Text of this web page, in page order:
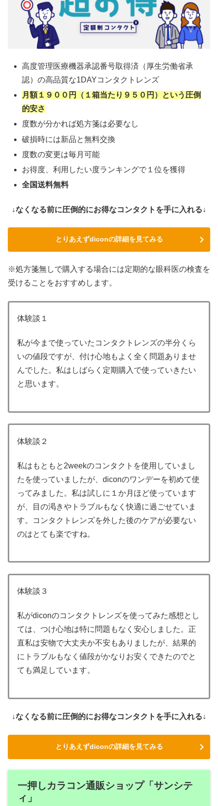
高度管理医療機器承認番号取得済（厚生労働省承
認）の高品質な1DAYコンタクトレンズ
月額１９００円（１箱当たり９５０円）という圧倒
的安さ
度数が分かれば処方箋は必要なし
破損時には新品と無料交換
度数の変更は毎月可能
お得度、利用したい度ランキングで１位を獲得
全国送料無料
↓なくなる前に圧倒的にお得なコンタクトを手に入れる↓
とりあえずdiconの詳細を見てみる
※処方箋無しで購入する場合には定期的な眼科医の検査を
受けることをおすすめします。
体験談１
私が今まで使っていたコンタクトレンズの半分くら
いの値段ですが、付け心地もよく全く問題ありませ
んでした。私はしばらく定期購入で使っていきたい
と思います。
体験談２
私はもともと2weekのコンタクトを使用していまし
たを使っていましたが、diconのワンデーを初めて使
ってみました。私は試しに１か月ほど使っています
が、目の渇きやトラブルもなく快適に過ごせていま
す。コンタクトレンズを外した後のケアが必要ない
のはとても楽ですね。
体験談３
私がdiconのコンタクトレンズを使ってみた感想とし
ては、つけ心地は特に問題もなく安心しました。正
直私は安物で大丈夫か不安もありましたが、結果的
にトラブルもなく値段がかなりお安くできたのでと
ても満足しています。
↓なくなる前に圧倒的にお得なコンタクトを手に入れる↓
とりあえずdiconの詳細を見てみる
一押しカラコン通販ショップ「サンシテ
ィ」